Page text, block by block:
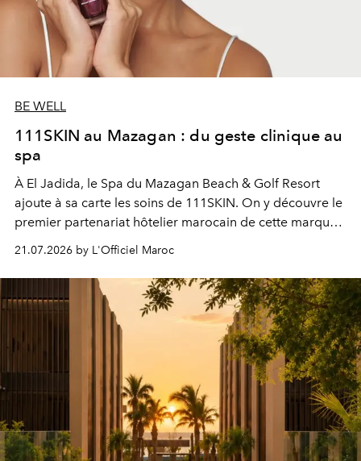
BE WELL
111SKIN au Mazagan : du geste clinique au
spa
À El Jadida, le Spa du Mazagan Beach & Golf Resort
ajoute à sa carte les soins de 111SKIN. On y découvre le
premier partenariat hôtelier marocain de cette marque
britannique, née dans un cabinet de chirurgie plastique
londonien et construite depuis autour d'un actif breveté,
le complexe NAC Y2™.
21.07.2026 by L'Officiel Maroc